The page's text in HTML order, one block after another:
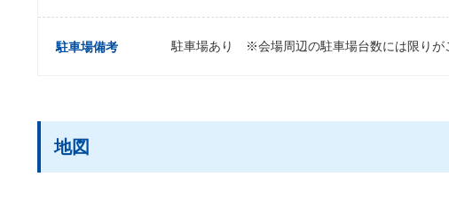
駐車場備考 駐車場あり ※会場周辺の駐車場台数には限りが
地図